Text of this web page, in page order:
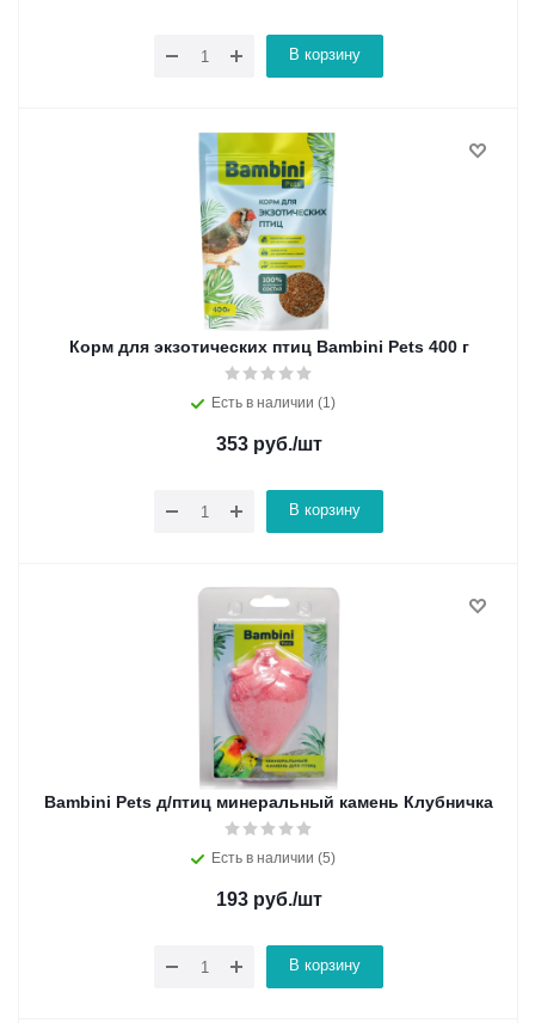
В корзину
Корм для экзотических птиц Bambini Pets 400 г
Есть в наличии (1)
353руб./шт
В корзину
Bambini Pets д/птиц минеральный камень Клубничка
Есть в наличии (5)
193руб./шт
В корзину